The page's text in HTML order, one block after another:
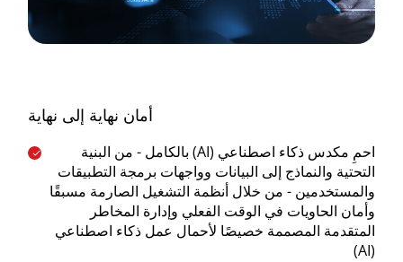
أمان نهاية إلى نهاية
احمِ مكدس ذكاء اصطناعي (AI) بالكامل - من البنية
التحتية والنماذج إلى البيانات وواجهات برمجة التطبيقات
والمستخدمين - من خلال أنظمة التشغيل الصارمة مسبقًا
وأمان الحاويات في الوقت الفعلي وإدارة المخاطر
المتقدمة المصممة خصيصًا لأحمال عمل ذكاء اصطناعي
(AI)